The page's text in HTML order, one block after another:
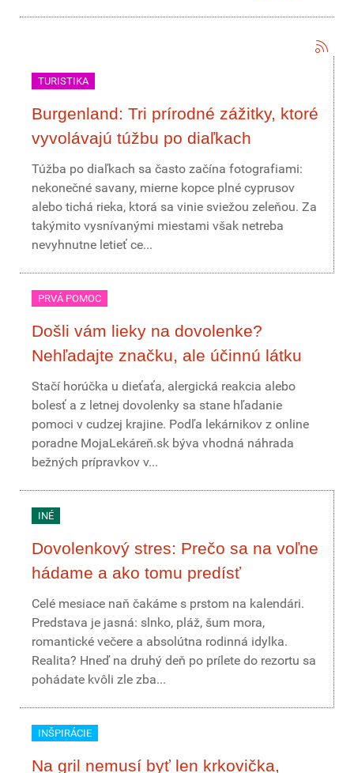
TURISTIKA
Burgenland: Tri prírodné zážitky, ktoré
vyvolávajú túžbu po diaľkach
Túžba po diaľkach sa často začína fotografiami:
nekonečné savany, mierne kopce plné cyprusov
alebo tichá rieka, ktorá sa vinie sviežou zeleňou. Za
takýmito vysnívanými miestami však netreba
nevyhnutne letieť ce...
PRVÁ POMOC
Došli vám lieky na dovolenke?
Nehľadajte značku, ale účinnú látku
Stačí horúčka u dieťaťa, alergická reakcia alebo
bolesť a z letnej dovolenky sa stane hľadanie
pomoci v cudzej krajine. Podľa lekárnikov z online
poradne MojaLekáreň.sk býva vhodná náhrada
bežných prípravkov v...
INÉ
Dovolenkový stres: Prečo sa na voľne
hádame a ako tomu predísť
Celé mesiace naň čakáme s prstom na kalendári.
Predstava je jasná: slnko, pláž, šum mora,
romantické večere a absolútna rodinná idylka.
Realita? Hneď na druhý deň po prílete do rezortu sa
pohádate kvôli zle zba...
INŠPIRÁCIE
Na gril nemusí byť len krkovička,